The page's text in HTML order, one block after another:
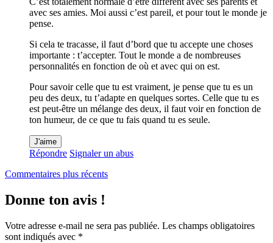
avec ses amies. Moi aussi c’est pareil, et pour tout le monde je
pense.
Si cela te tracasse, il faut d’bord que tu accepte une choses
importante : t’accepter. Tout le monde a de nombreuses
personnalités en fonction de où et avec qui on est.
Pour savoir celle que tu est vraiment, je pense que tu es un
peu des deux, tu t’adapte en quelques sortes. Celle que tu es
est peut-être un mélange des deux, il faut voir en fonction de
ton humeur, de ce que tu fais quand tu es seule.
J'aime
Répondre Signaler un abus
Navigation
dans
les
commentaires
Commentaires plus récents
Donne ton avis !
Votre adresse e-mail ne sera pas publiée. Les champs obligatoires
sont indiqués avec *